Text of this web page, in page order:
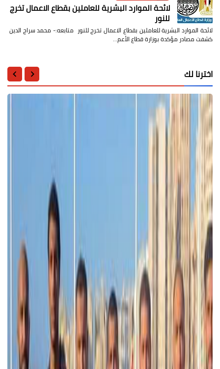
لائحة الموارد البشرية للعاملين بقطاع الاعمال تخرج
للنور
لائحة الموارد البشرية للعاملين بقطاع الاعمال تخرج للنور متابعه:- محمد سراج الدين
كشفت مصادر مؤكدة بوزارة قطاع الأعم…
اخترنا لك